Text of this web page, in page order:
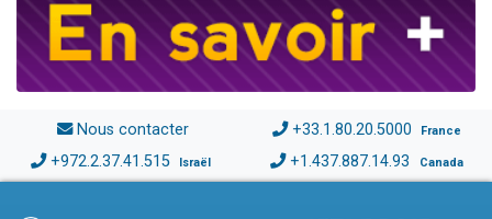
Nous contacter +33.1.80.20.5000 France
+972.2.37.41.515 Israël +1.437.887.14.93 Canada